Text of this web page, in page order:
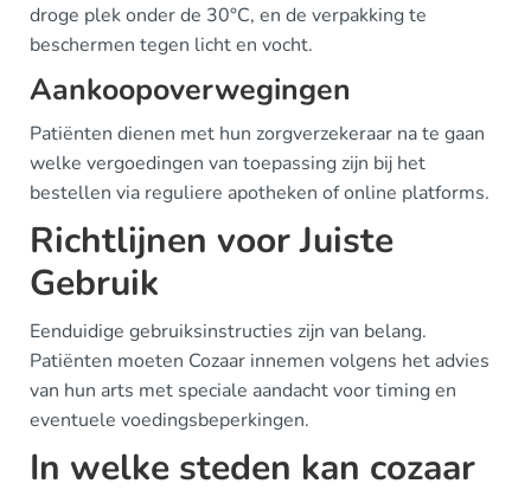
droge plek onder de 30°C, en de verpakking te
beschermen tegen licht en vocht.
Aankoopoverwegingen
Patiënten dienen met hun zorgverzekeraar na te gaan
welke vergoedingen van toepassing zijn bij het
bestellen via reguliere apotheken of online platforms.
Richtlijnen voor Juiste
Gebruik
Eenduidige gebruiksinstructies zijn van belang.
Patiënten moeten Cozaar innemen volgens het advies
van hun arts met speciale aandacht voor timing en
eventuele voedingsbeperkingen.
In welke steden kan cozaar